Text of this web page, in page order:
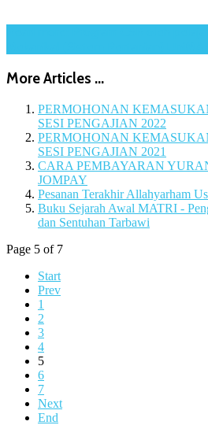
More Articles ...
PERMOHONAN
SESI PENGAJIAN 2022
PERMOHONAN
SESI PENGAJIAN 2021
CARA PEMBAYARAN
JOMPAY
Pesanan Terakhir Allahyarham
Buku Sejarah Awal MATRI -
dan Sentuhan Tarbawi
Page 5 of 7
Start
Prev
1
2
3
4
5
6
7
Next
End